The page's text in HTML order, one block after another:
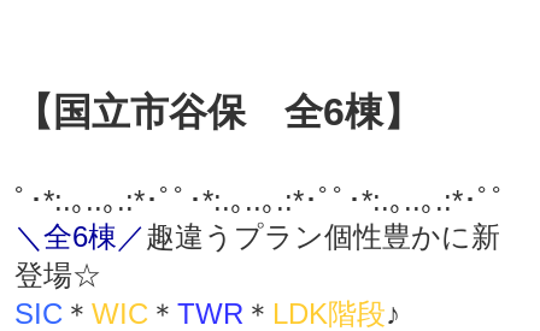
【国立市谷保 全6棟】
ﾟ･*:.｡..｡.:*･ﾟﾟ･*:.｡..｡.:*･ﾟﾟ･*:.｡..｡.:*･ﾟﾟ
＼全6棟／趣違うプラン個性豊かに新
登場☆
SIC ＊ WIC ＊ TWR ＊ LDK階段♪